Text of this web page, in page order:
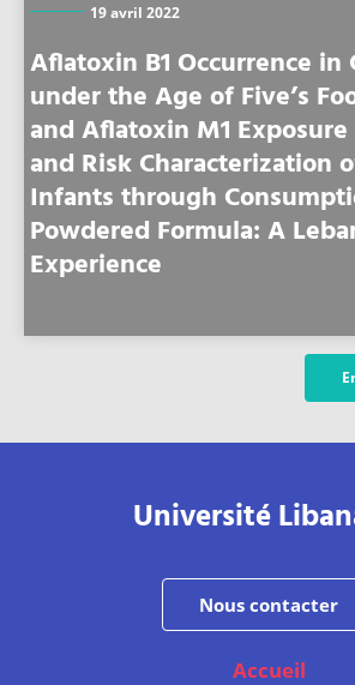
19 avril 2022
Aflatoxin B1 Occurrence in
under the Age of Five’s
and Aflatoxin M1
and Risk Characterization
Infants through
Powdered Formula: A
Experience
Université
Nous contacter
Accueil